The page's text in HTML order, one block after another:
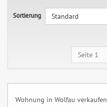
Sortierung
Standard
Seite 1
Wohnung in Wolfau verkaufen